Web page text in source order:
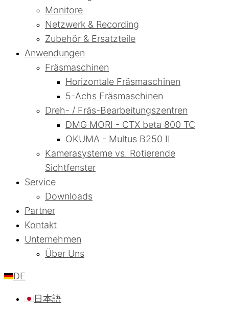
Monitore
Netzwerk & Recording
Zubehör & Ersatzteile
Anwendungen
Fräsmaschinen
Horizontale Fräsmaschinen
5-Achs Fräsmaschinen
Dreh- / Fräs-Bearbeitungszentren
DMG MORI - CTX beta 800 TC
OKUMA - Multus B250 II
Kamerasysteme vs. Rotierende
Sichtfenster
Service
Downloads
Partner
Kontakt
Unternehmen
Über Uns
DE
日本語